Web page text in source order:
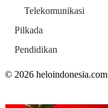
Telekomunikasi
Pilkada
Pendidikan
© 2026 heloindonesia.com